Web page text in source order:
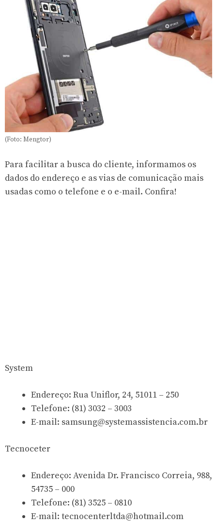
(Foto: Mengtor)
Para facilitar a busca do cliente, informamos os
dados do endereço e as vias de comunicação mais
usadas como o telefone e o e-mail. Confira!
System
Endereço: Rua Uniflor, 24, 51011 – 250
Telefone: (81) 3032 – 3003
E-mail: samsung@systemassistencia.com.br
Tecnoceter
Endereço: Avenida Dr. Francisco Correia, 988,
54735 – 000
Telefone: (81) 3525 – 0810
E-mail: tecnocenterltda@hotmail.com